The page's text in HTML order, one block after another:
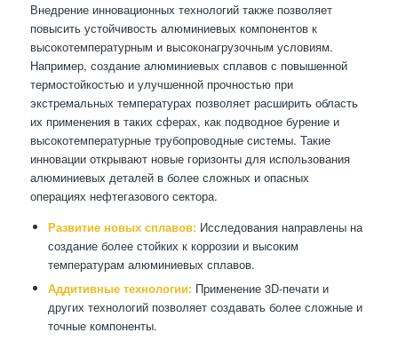
Внедрение инновационных технологий также позволяет
повысить устойчивость алюминиевых компонентов к
высокотемпературным и высоконагрузочным условиям.
Например, создание алюминиевых сплавов с повышенной
термостойкостью и улучшенной прочностью при
экстремальных температурах позволяет расширить область
их применения в таких сферах, как подводное бурение и
высокотемпературные трубопроводные системы. Такие
инновации открывают новые горизонты для использования
алюминиевых деталей в более сложных и опасных
операциях нефтегазового сектора.
Развитие новых сплавов:Исследования направлены на
создание более стойких к коррозии и высоким
температурам алюминиевых сплавов.
Аддитивные технологии:Применение 3D-печати и
других технологий позволяет создавать более сложные и
точные компоненты.